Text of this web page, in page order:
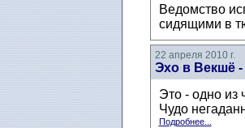
Ведомство
сидящими в
22 апреля 2010 г.
Эхо в Векшё -
Это - одно из
Чудо
Подробнее...